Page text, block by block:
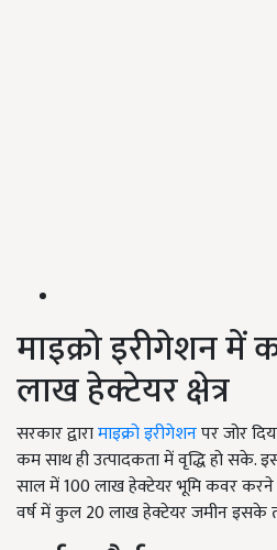
माइक्रो इरीगेशन में
लाख हेक्टेयर क्षेत्र
सरकार द्वारामाइक्रो इरीगेशनपर जोर
कम साथ ही उत्पादकता में वृद्धि हो
साल में 100 लाख हेक्टेयर भूमि कवर करने
वर्ष में कुल 20 लाख हेक्टेयर जमीन इसके